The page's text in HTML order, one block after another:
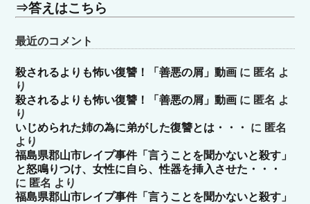
⇒答えはこちら
最近のコメント
殺されるよりも怖い復讐！「善悪の屑」動画 に 匿名 よ
り
殺されるよりも怖い復讐！「善悪の屑」動画 に 匿名 よ
り
いじめられた姉の為に弟がした復讐とは・・・
に 匿名
より
福島県郡山市レイプ事件「言うことを聞かないと殺す」
と怒鳴りつけ、女性に自ら、性器を挿入させた・・・
に 匿名 より
福島県郡山市レイプ事件「言うことを聞かないと殺す」